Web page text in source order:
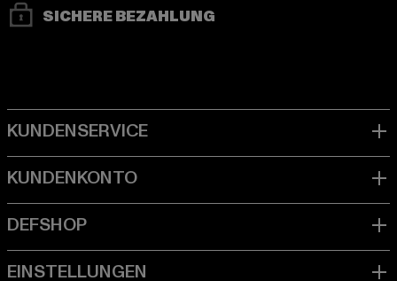
SICHERE BEZAHLUNG